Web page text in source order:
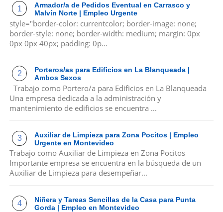
Armador/a de Pedidos Eventual en Carrasco y
Malvín Norte | Empleo Urgente
style="border-color: currentcolor; border-image: none;
border-style: none; border-width: medium; margin: 0px
0px 0px 40px; padding: 0p...
Porteros/as para Edificios en La Blanqueada |
Ambos Sexos
Trabajo como Portero/a para Edificios en La Blanqueada
Una empresa dedicada a la administración y
mantenimiento de edificios se encuentra ...
Auxiliar de Limpieza para Zona Pocitos | Empleo
Urgente en Montevideo
Trabajo como Auxiliar de Limpieza en Zona Pocitos
Importante empresa se encuentra en la búsqueda de un
Auxiliar de Limpieza para desempeñar...
Niñera y Tareas Sencillas de la Casa para Punta
Gorda | Empleo en Montevideo